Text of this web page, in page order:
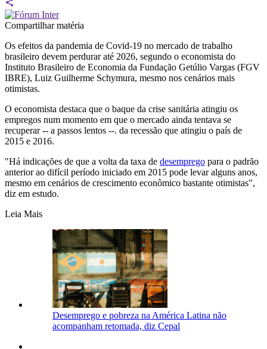
Compartilhar matéria
Os efeitos da pandemia de Covid-19 no mercado de trabalho
brasileiro devem perdurar até 2026, segundo o economista do
Instituto Brasileiro de Economia da Fundação Getúlio Vargas (FGV
IBRE), Luiz Guilherme Schymura, mesmo nos cenários mais
otimistas.
O economista destaca que o baque da crise sanitária atingiu os
empregos num momento em que o mercado ainda tentava se
recuperar -- a passos lentos --. da recessão que atingiu o país de
2015 e 2016.
"Há indicações de que a volta da taxa de desemprego para o padrão
anterior ao difícil período iniciado em 2015 pode levar alguns anos,
mesmo em cenários de crescimento econômico bastante otimistas",
diz em estudo.
Leia Mais
Desemprego e pobreza na América Latina não
acompanham retomada, diz Cepal